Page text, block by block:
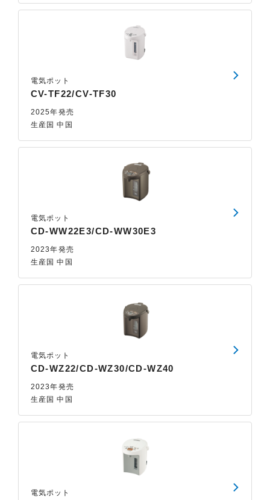
電気ポット
CV-TF22/CV-TF30
2025年発売
生産国 中国
電気ポット
CD-WW22E3/CD-WW30E3
2023年発売
生産国 中国
電気ポット
CD-WZ22/CD-WZ30/CD-WZ40
2023年発売
生産国 中国
電気ポット